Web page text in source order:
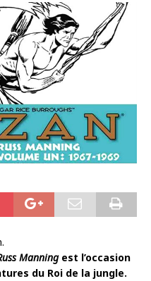
Manningest l’occasion
du Roi de la jungle.